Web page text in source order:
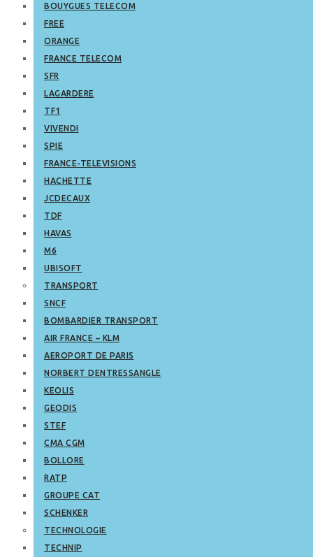
BOUYGUES TELECOM
FREE
ORANGE
FRANCE TELECOM
SFR
LAGARDERE
TF1
VIVENDI
SPIE
FRANCE-TELEVISIONS
HACHETTE
JCDECAUX
TDF
HAVAS
M6
UBISOFT
TRANSPORT
SNCF
BOMBARDIER TRANSPORT
AIR FRANCE – KLM
AEROPORT DE PARIS
NORBERT DENTRESSANGLE
KEOLIS
GEODIS
STEF
CMA CGM
BOLLORE
RATP
GROUPE CAT
SCHENKER
TECHNOLOGIE
TECHNIP